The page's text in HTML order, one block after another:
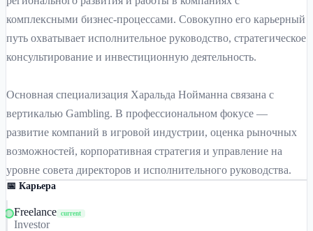
комплексными бизнес-процессами. Совокупно его карьерный
путь охватывает исполнительное руководство, стратегическое
консультирование и инвестиционную деятельность.
Основная специализация Харальда Нойманна связана с
вертикалью Gambling. В профессиональном фокусе —
развитие компаний в игровой индустрии, оценка рыночных
возможностей, корпоративная стратегия и управление на
уровне совета директоров и исполнительного руководства.
📅 Карьера
Freelance current
Investor